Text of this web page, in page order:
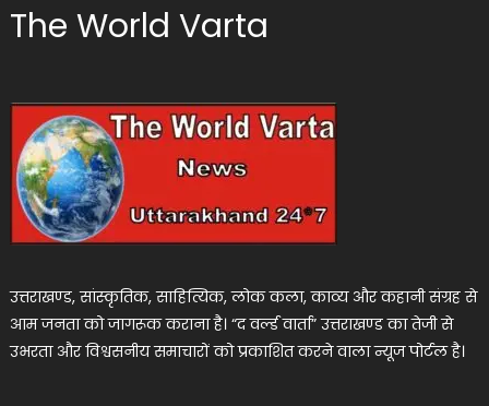
The World Varta
उत्तराखण्ड, सांस्कृतिक, साहित्यिक, लोक कला, काव्य और कहानी संग्रह से
आम जनता को जागरूक कराना है। “द वर्ल्ड वार्ता” उत्तराखण्ड का तेजी से
उभरता और विश्वसनीय समाचारों को प्रकाशित करने वाला न्यूज पोर्टल है।